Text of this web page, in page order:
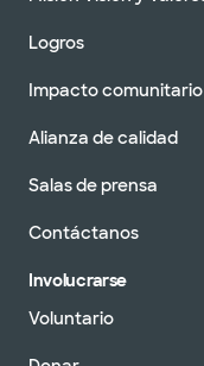
Logros
Impacto comunitario
Alianza de calidad
Salas de prensa
Contáctanos
Involucrarse
Voluntario